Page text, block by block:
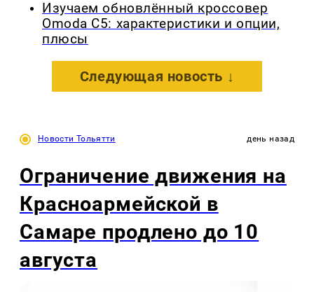
Изучаем обновлённый кроссовер
Omoda C5: характеристики и опции,
плюсы
Следующая новость ↓
Новости Тольятти день назад
Ограничение движения на
Красноармейской в
Самаре продлено до 10
августа